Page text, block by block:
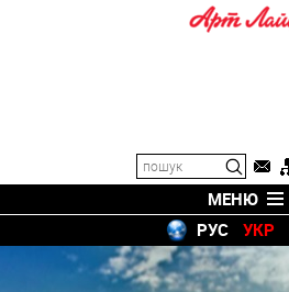
МЕНЮ
РУС
УКР